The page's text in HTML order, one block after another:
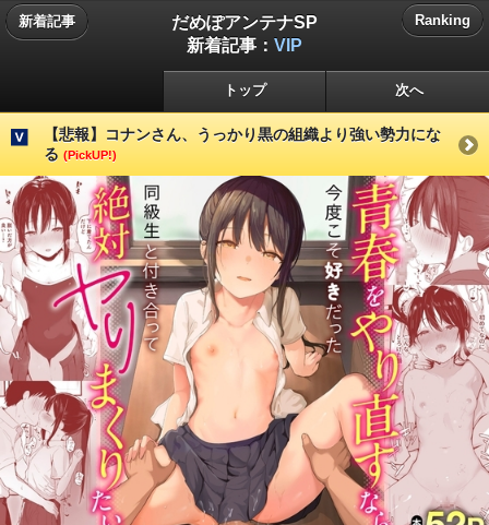
新着記事
だめぽアンテナSP
新着記事： VIP
Ranking
トップ 次へ
【悲報】コナンさん、うっかり黒の組織より強い勢力にな
る (PickUP!)